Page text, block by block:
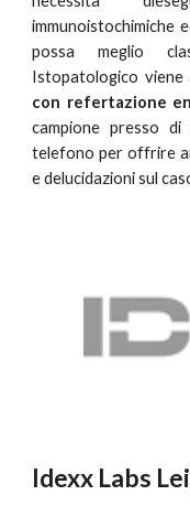
immunoistochimiche
possa meglio
Istopatologico viene
con refertazione
campione presso
telefono per offrire
e delucidazioni sul
Idexx Labs